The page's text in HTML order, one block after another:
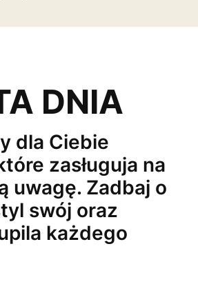
DNIA
dla Ciebie
zasługuja na
uwagę. Zadbaj o
swój oraz
każdego